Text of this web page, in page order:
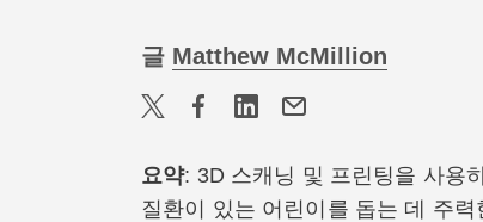
글 Matthew McMillion
요약: 3D 스캐닝 및 프린팅을 사용
질환이 있는 어린이를 돕는 데 주